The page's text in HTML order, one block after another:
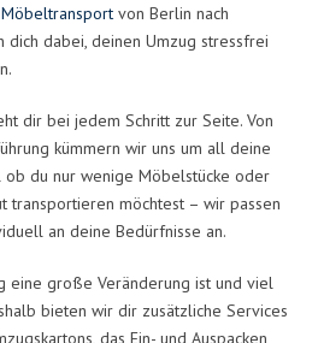
Möbeltransport von Berlin nach
dich dabei, deinen Umzug stressfrei
dir bei jedem Schritt zur Seite. Von
kümmern wir uns um all deine
ob du nur wenige Möbelstücke oder
transportieren möchtest – wir passen
an deine Bedürfnisse an.
eine große Veränderung ist und viel
bieten wir dir zusätzliche Services
das Ein- und Auspacken